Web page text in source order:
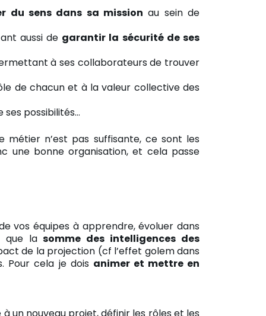
du sens dans sa mission au sein de
aussi de garantir la sécurité de ses
à ses collaborateurs de trouver
de chacun et à la valeur collective des
possibilités…
métier n’est pas suffisante, ce sont les
une bonne organisation, et cela passe
vos équipes à apprendre, évoluer dans
que lasomme des intelligences des
de la projection (cf l’effet golem dans
Pour cela je dois animer et mettre en